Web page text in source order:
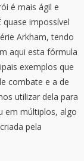
é mais ágil e
impossível
Arkham, tendo
aqui esta fórmula
exemplos que
combate e a de
utilizar dela para
em múltiplos, algo
pela